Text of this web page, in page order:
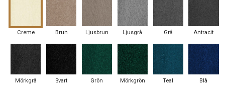
Creme Brun Ljusbrun Ljusgrå Grå Antracit
Mörkgrå Svart Grön Mörkgrön Teal Blå